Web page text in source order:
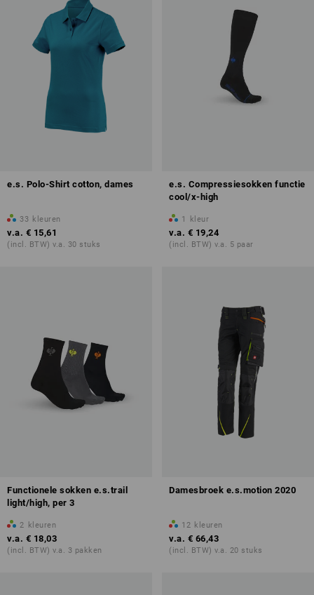
e.s. Polo-Shirt cotton, dames
33 kleuren
v.a. € 15,61
(incl. BTW) v.a. 30 stuks
e.s. Compressiesokken functie
cool/x-high
1 kleur
v.a. € 19,24
(incl. BTW) v.a. 5 paar
Functionele sokken e.s.trail
light/high, per 3
2 kleuren
v.a. € 18,03
(incl. BTW) v.a. 3 pakken
Damesbroek e.s.motion 2020
12 kleuren
v.a. € 66,43
(incl. BTW) v.a. 20 stuks